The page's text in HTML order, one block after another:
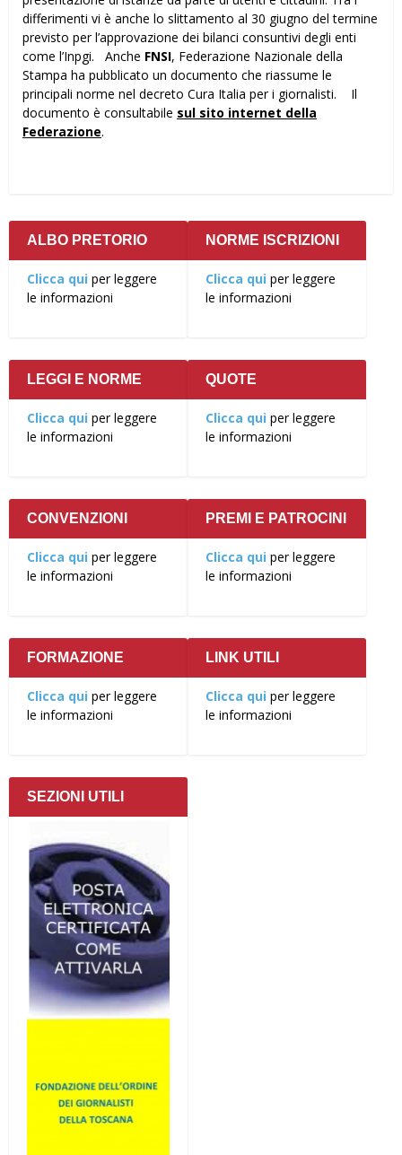
differimenti vi è anche lo slittamento al 30 giugno del termine
previsto per l’approvazione dei bilanci consuntivi degli enti
come l’Inpgi. Anche FNSI, Federazione Nazionale della
Stampa ha pubblicato un documento che riassume le
principali norme nel decreto Cura Italia per i giornalisti. Il
documento è consultabile sul sito internet della
Federazione.
ALBO PRETORIO
Clicca qui per leggere
le informazioni
NORME ISCRIZIONI
Clicca qui per leggere
le informazioni
LEGGI E NORME
Clicca qui per leggere
le informazioni
QUOTE
Clicca qui per leggere
le informazioni
CONVENZIONI
Clicca qui per leggere
le informazioni
PREMI E PATROCINI
Clicca qui per leggere
le informazioni
FORMAZIONE
Clicca qui per leggere
le informazioni
LINK UTILI
Clicca qui per leggere
le informazioni
SEZIONI UTILI